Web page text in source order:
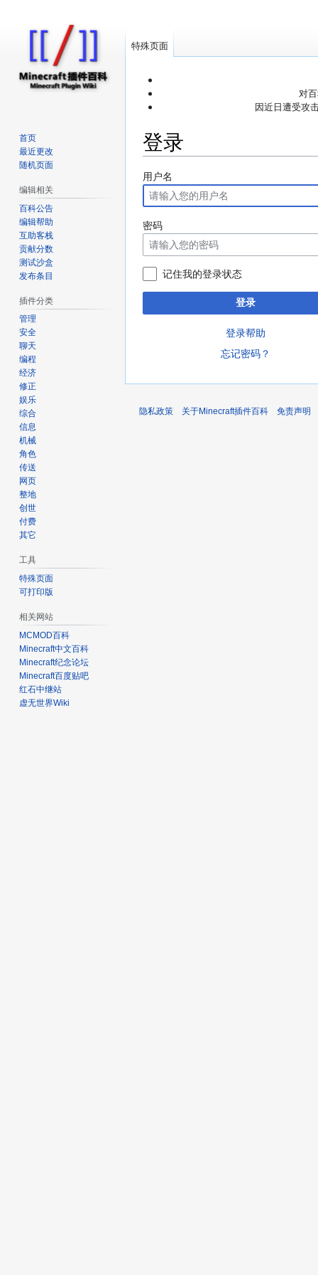
对
因近日遭受攻
登录
跳
转
到
导
航
跳
转
到
搜
索
用户名
密码
记住我的登录状态
登录
登录帮助
忘记密码？
特殊页面
首页
最近更改
随机页面
编辑相关
百科公告
编辑帮助
互助客栈
贡献分数
测试沙盒
发布条目
插件分类
管理
安全
聊天
编程
经济
修正
娱乐
综合
信息
机械
角色
传送
网页
整地
创世
付费
其它
工具
特殊页面
可打印版
相关网站
MCMOD百科
Minecraft中文百科
Minecraft纪念论坛
Minecraft百度贴吧
红石中继站
虚无世界Wiki
隐私政策 关于Minecraft插件百科 免责声明